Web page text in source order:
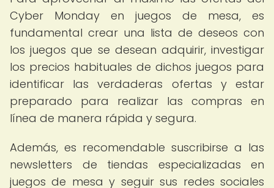
Cyber Monday en juegos de mesa, es
fundamental crear una lista de deseos con
los juegos que se desean adquirir, investigar
los precios habituales de dichos juegos para
identificar las verdaderas ofertas y estar
preparado para realizar las compras en
línea de manera rápida y segura.
Además, es recomendable suscribirse a las
newsletters de tiendas especializadas en
juegos de mesa y seguir sus redes sociales